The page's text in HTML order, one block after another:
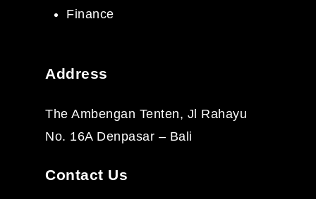
Finance
Address
The Ambengan Tenten, Jl Rahayu
No. 16A Denpasar – Bali
Contact Us